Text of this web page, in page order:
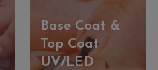
Base Coat &
Top Coat
UV/LED